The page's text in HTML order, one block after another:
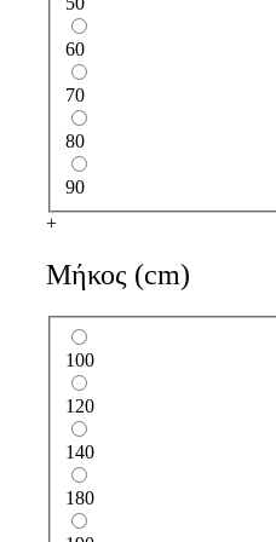
60
70
80
90
+
Μήκος (cm)
100
120
140
180